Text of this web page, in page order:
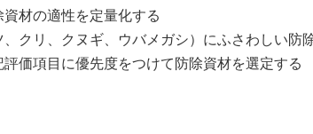
の適性を定量化する
リ、クヌギ、ウバメガシ）にふさわしい防
項目に優先度をつけて防除資材を選定する